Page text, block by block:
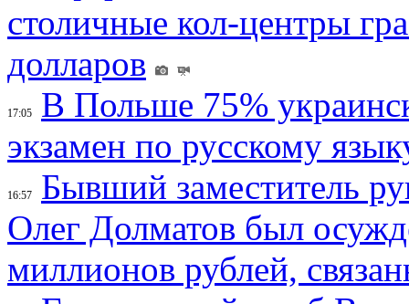
столичные кол-центры
долларов
17:05
В Польше 75%
экзамен по русскому
16:57
Бывший заместитель
Олег Долматов был
миллионов рублей,